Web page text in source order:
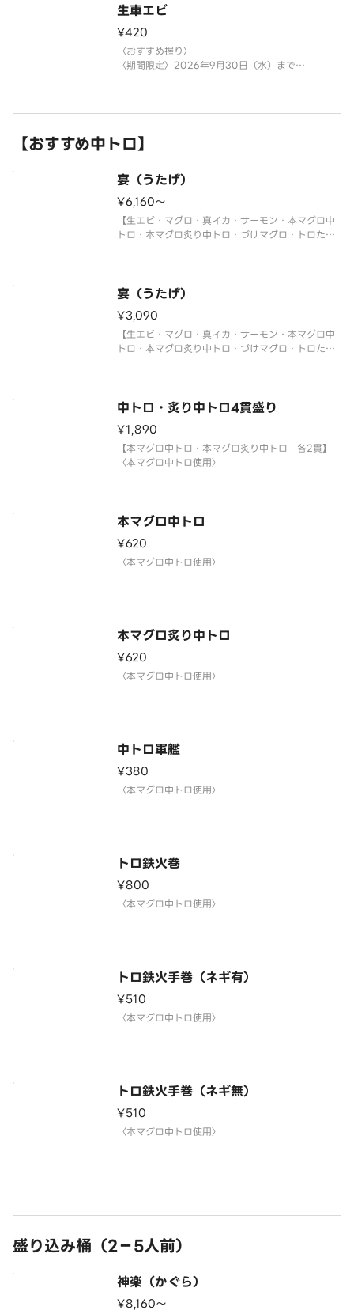
生車エビ
¥420
〈おすすめ握り〉
〈期間限定〉2026年9月30日（水）まで
【おすすめ中トロ】
宴（うたげ）
¥6,160〜
【生エビ・マグロ・真イカ・サーモン・本マグロ中
トロ・本マグロ炙り中トロ・づけマグロ・トロたく
宴（うたげ）
¥3,090
【生エビ・マグロ・真イカ・サーモン・本マグロ中
トロ・本マグロ炙り中トロ・づけマグロ・トロたく
中トロ・炙り中トロ4貫盛り
¥1,890
【本マグロ中トロ・本マグロ炙り中トロ 各2貫】
〈本マグロ中トロ使用〉
本マグロ中トロ
¥620
〈本マグロ中トロ使用〉
本マグロ炙り中トロ
¥620
〈本マグロ中トロ使用〉
中トロ軍艦
¥380
〈本マグロ中トロ使用〉
トロ鉄火巻
¥800
〈本マグロ中トロ使用〉
トロ鉄火手巻（ネギ有）
¥510
〈本マグロ中トロ使用〉
トロ鉄火手巻（ネギ無）
¥510
〈本マグロ中トロ使用〉
盛り込み桶（2－5人前）
神楽（かぐら）
¥8,160〜